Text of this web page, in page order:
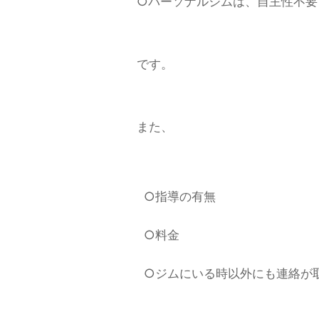
です。
また、
○指導の有無
○料金
○ジムにいる時以外にも連絡が